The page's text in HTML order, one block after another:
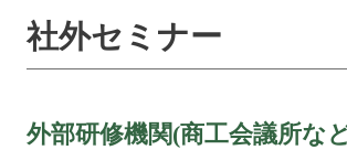
社外セミナー
外部研修機関(商工会議所など